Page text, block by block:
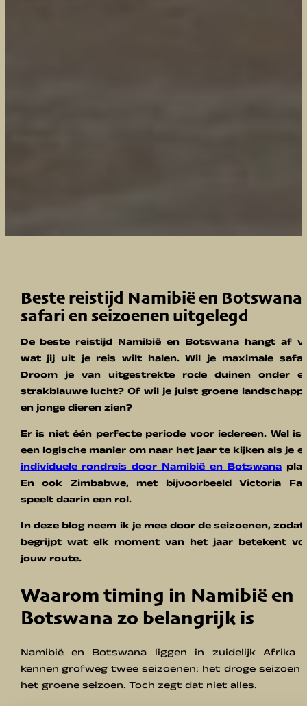
Beste reistijd Namibië en
safari en seizoenen uitgelegd
De beste reistijd Namibië en Botswana hangt af
wat jij uit je reis wilt halen. Wil je maximale
Droom je van uitgestrekte rode duinen onder
strakblauwe lucht? Of wil je juist groene
en jonge dieren zien?
Er is niet één perfecte periode voor iedereen. Wel is
een logische manier om naar het jaar te kijken als je
individuele rondreis door Namibië en Botswana
En ook Zimbabwe, met bijvoorbeeld Victoria
speelt daarin een rol.
In deze blog neem ik je mee door de seizoenen, zodat
begrijpt wat elk moment van het jaar betekent
jouw route.
Waarom timing in Namibië en
Botswana zo belangrijk is
Namibië en Botswana liggen in zuidelijk Afrika
kennen grofweg twee seizoenen: het droge seizoen
het groene seizoen. Toch zegt dat niet alles.